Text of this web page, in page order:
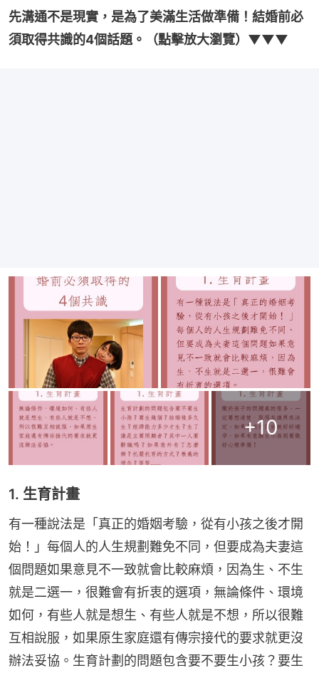
先溝通不是現實，是為了美滿生活做準備！結婚前必
須取得共識的4個話題。（點擊放大瀏覽）▼▼▼
+10
1. 生育計畫
有一種說法是「真正的婚姻考驗，從有小孩之後才開
始！」每個人的人生規劃難免不同，但要成為夫妻這
個問題如果意見不一致就會比較麻煩，因為生、不生
就是二選一，很難會有折衷的選項，無論條件、環境
如何，有些人就是想生、有些人就是不想，所以很難
互相說服，如果原生家庭還有傳宗接代的要求就更沒
辦法妥協。生育計劃的問題包含要不要生小孩？要生